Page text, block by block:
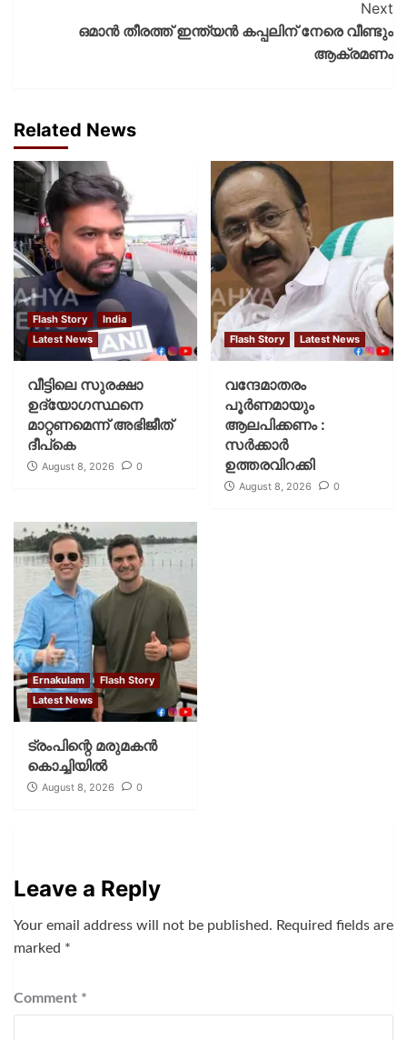
Next
ഒമാൻ തീരത്ത് ഇന്ത്യൻ കപ്പലിന് നേരെ വീണ്ടും
ആക്രമണം
Related News
Flash Story
India
Latest News
വീട്ടിലെ സുരക്ഷാ
ഉദ്യോഗസ്ഥനെ
മാറ്റണമെന്ന് അഭിജീത്
ദീപ്‌കെ
August 8, 2026 0
Flash Story Latest News
വന്ദേമാതരം
പൂര്‍ണമായും
ആലപിക്കണം :
സര്‍ക്കാര്‍
ഉത്തരവിറക്കി
August 8, 2026 0
Ernakulam
Flash Story
Latest News
ട്രംപിന്റെ മരുമകന്‍
കൊച്ചിയില്‍
August 8, 2026 0
Leave a Reply
Your email address will not be published. Required fields are
marked *
Comment *